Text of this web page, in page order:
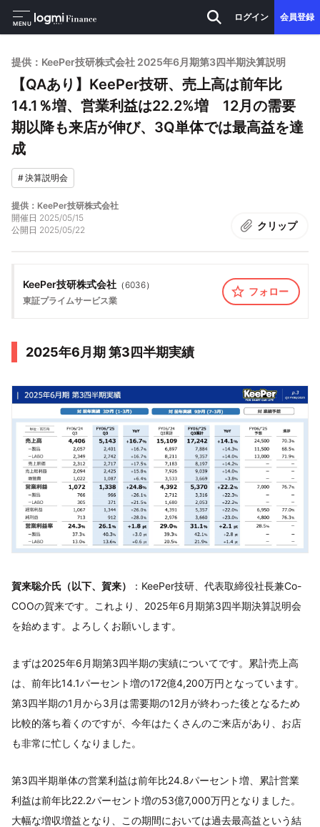
MENU
ログイン 会員登録
提供：KeePer技研株式会社 2025年6月期第3四半期決算説明
【QAあり】KeePer技研、売上高は前年比
14.1％増、営業利益は22.2%増 12月の需要
期以降も来店が伸び、3Q単体では最高益を達
成
#決算説明会
提供：KeePer技研株式会社
開催日 2025/05/15
公開日 2025/05/22 クリップ
KeePer技研株式会社 （6036）
東証プライムサービス業
フォロー
2025年6月期 第3四半期実績
賀来聡介氏（以下、賀来）
：KeePer技研、代表取締役社長兼Co-
COOの賀来です。これより、2025年6月期第3四半期決算説明会
を始めます。よろしくお願いします。
まずは2025年6月期第3四半期の実績についてです。累計売上高
は、前年比14.1パーセント増の172億4,200万円となっています。
第3四半期の1月から3月は需要期の12月が終わった後となるため
比較的落ち着くのですが、今年はたくさんのご来店があり、お店
も非常に忙しくなりました。
第3四半期単体の営業利益は前年比24.8パーセント増、累計営業
利益は前年比22.2パーセント増の53億7,000万円となりました。
大幅な増収増益となり、この期間においては過去最高益という結